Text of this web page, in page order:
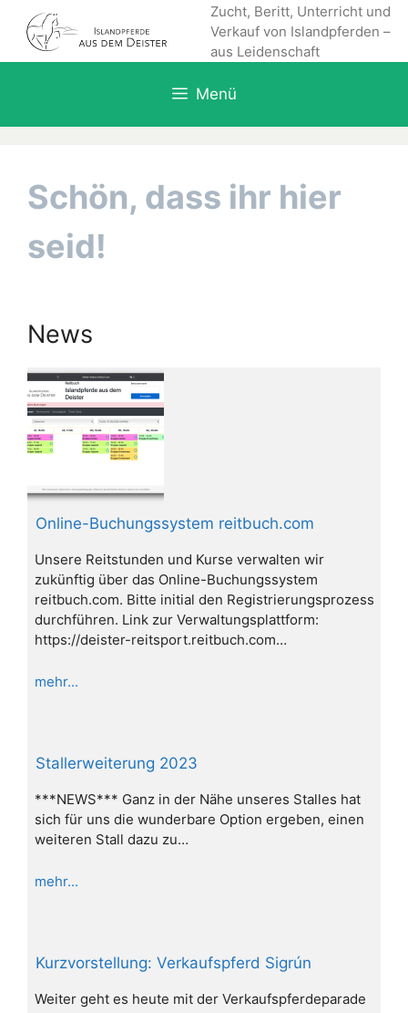
Inhalt
springen
Zucht, Beritt, Unterricht und
Verkauf von Islandpferden –
aus Leidenschaft
Menü
Schön, dass ihr hier
seid!
News
Online-Buchungssystem reitbuch.com
Unsere Reitstunden und Kurse verwalten wir
zukünftig über das Online-Buchungssystem
reitbuch.com. Bitte initial den Registrierungsprozess
durchführen. Link zur Verwaltungsplattform:
https://deister-reitsport.reitbuch.com…
mehr...
Stallerweiterung 2023
***NEWS*** Ganz in der Nähe unseres Stalles hat
sich für uns die wunderbare Option ergeben, einen
weiteren Stall dazu zu…
mehr...
Kurzvorstellung: Verkaufspferd Sigrún
Weiter geht es heute mit der Verkaufspferdeparade